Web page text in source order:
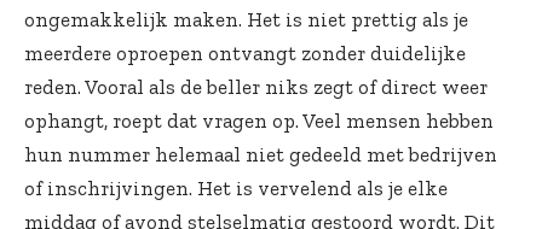
ongemakkelijk maken. Het is niet prettig als je
meerdere oproepen ontvangt zonder duidelijke
reden. Vooral als de beller niks zegt of direct weer
ophangt, roept dat vragen op. Veel mensen hebben
hun nummer helemaal niet gedeeld met bedrijven
of inschrijvingen. Het is vervelend als je elke
middag of avond stelselmatig gestoord wordt. Dit